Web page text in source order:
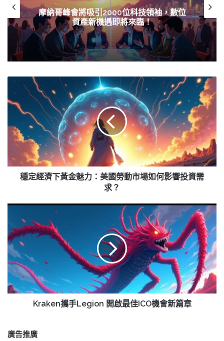
1,680萬美元瞬間消失！SwapNet漏洞揭示
DeFi安全隱患
經
黃
力：
動
場
如
何
影
響
投
資
穩定經濟下黃金魅力：美國勞動市場如何影響投資需
求？
Kraken
手
Legion
開
啟
最
佳
ICO
篇
Kraken攜手Legion 開啟最佳ICO機會新篇章
廣告推廣